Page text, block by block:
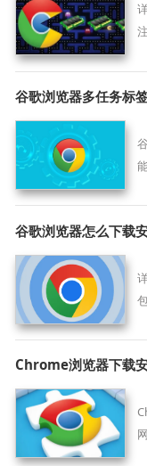
谷歌浏览器多任务标
谷歌浏览器怎么下载
Chrome浏览器下载